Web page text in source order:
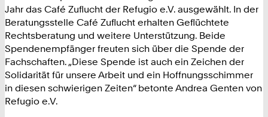
Jahr das Café Zuflucht der Refugio e.V. ausgewählt. In der
Beratungsstelle Café Zuflucht erhalten Geflüchtete
Rechtsberatung und weitere Unterstützung. Beide
Spendenempfänger freuten sich über die Spende der
Fachschaften. „Diese Spende ist auch ein Zeichen der
Solidarität für unsere Arbeit und ein Hoffnungsschimmer
in diesen schwierigen Zeiten“ betonte Andrea Genten von
Refugio e.V.